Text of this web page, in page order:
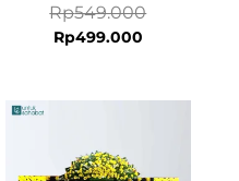
Rp549.000
Rp499.000